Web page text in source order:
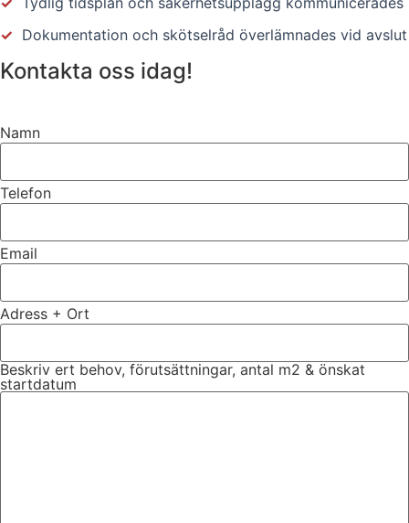
✓ Dokumentation och skötselråd överlämnades vid avslut
Kontakta oss idag!
Namn
Telefon
Email
Adress + Ort
Beskriv ert behov, förutsättningar, antal m2 & önskat
startdatum